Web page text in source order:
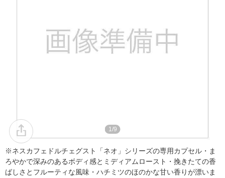
1/9
※ネスカフェドルチェグスト「ネオ」シリーズの専用カプセル・ま
ろやかで深みのあるボディ感とミディアムロースト・挽きたての香
ばしさとフルーティな風味・ハチミツのほのかな甘い香りが漂いま